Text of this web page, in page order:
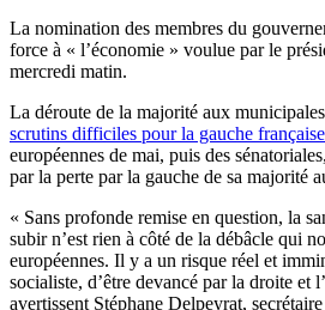
La nomination des membres du
force à « l’économie » voulue par le
mercredi matin.
La déroute de la majorité aux
scrutins difficiles pour la gauche française
européennes de mai, puis des
par la perte par la gauche de sa majorité
« Sans profonde remise en question, la
subir n’est rien à côté de la débâcle qui
européennes. Il y a un risque réel et
socialiste, d’être devancé par la droite et
avertissent Stéphane Delpeyrat,